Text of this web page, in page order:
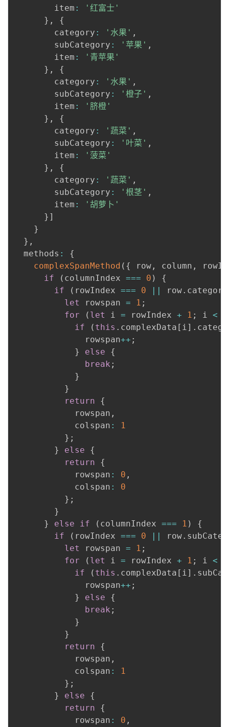
        item
:
'红富士'
} ,
{
        category
: '水果' ,
        subCategory
: '苹果' ,
        item
:
'青苹果'
} ,
{
        category
: '水果' ,
        subCategory
: '橙子' ,
        item
:
'脐橙'
} ,
{
        category
: '蔬菜' ,
        subCategory
: '叶菜' ,
        item
:
'菠菜'
} ,
{
        category
: '蔬菜' ,
        subCategory
: '根茎' ,
        item
:
'胡萝卜'
} ]
}
} ,
  methods
:
{
complexSpanMethod ( { row , column ,
if
( columnIndex === 0 )
{
if
( rowIndex === 0 || row.
let
rowspan = 1 ;
for
( let i = rowIndex + 1 ; i <
if
( this . complexData [ i] .
              rowspan
++ ;
}
else
{
break ;
}
}
return
{
            rowspan
,
            colspan
:
1
} ;
}
else
{
return
{
            rowspan
: 0 ,
            colspan
:
0
} ;
}
}
else if ( columnIndex === 1 )
{
if
( rowIndex === 0 || row.
let
rowspan = 1 ;
for
( let i = rowIndex + 1 ; i <
if
( this . complexData [ i] .
              rowspan
++ ;
}
else
{
break ;
}
}
return
{
            rowspan
,
            colspan
:
1
} ;
}
else
{
return
{
            rowspan
: 0 ,